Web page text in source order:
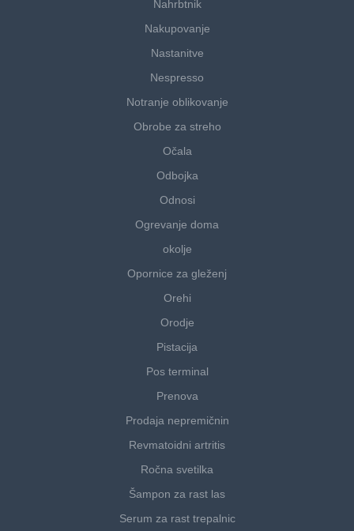
Nahrbtnik
Nakupovanje
Nastanitve
Nespresso
Notranje oblikovanje
Obrobe za streho
Očala
Odbojka
Odnosi
Ogrevanje doma
okolje
Opornice za gleženj
Orehi
Orodje
Pistacija
Pos terminal
Prenova
Prodaja nepremičnin
Revmatoidni artritis
Ročna svetilka
Šampon za rast las
Serum za rast trepalnic